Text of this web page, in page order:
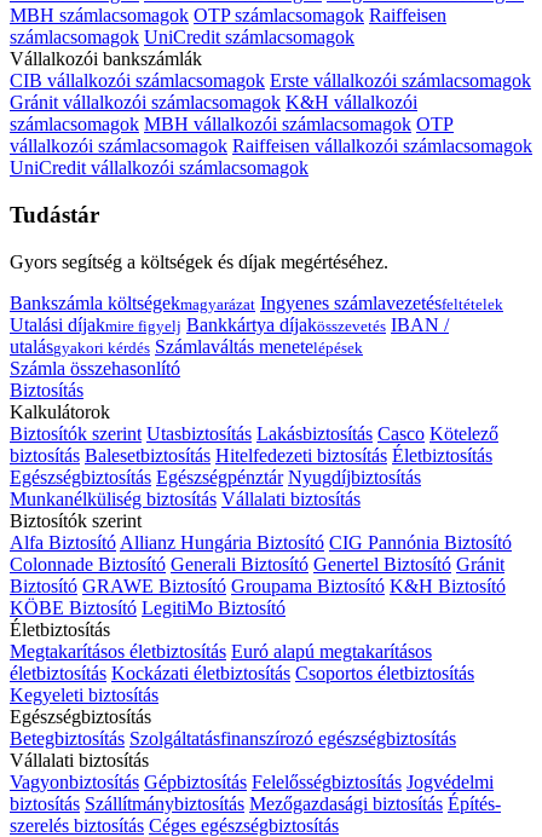
MBH számlacsomagok OTP számlacsomagok Raiffeisen
számlacsomagok UniCredit számlacsomagok
Vállalkozói bankszámlák
CIB vállalkozói számlacsomagok Erste vállalkozói számlacsomagok
Gránit vállalkozói számlacsomagok K&H vállalkozói
számlacsomagok MBH vállalkozói számlacsomagok OTP
vállalkozói számlacsomagok Raiffeisen vállalkozói számlacsomagok
UniCredit vállalkozói számlacsomagok
Tudástár
Gyors segítség a költségek és díjak megértéséhez.
Bankszámla költségekmagyarázat Ingyenes számlavezetésfeltételek
Utalási díjakmire figyelj Bankkártya díjakösszevetés IBAN /
utalásgyakori kérdés Számlaváltás menetelépések
Számla összehasonlító
Biztosítás
Kalkulátorok
Biztosítók szerint Utasbiztosítás Lakásbiztosítás Casco Kötelező
biztosítás Balesetbiztosítás Hitelfedezeti biztosítás Életbiztosítás
Egészségbiztosítás Egészségpénztár Nyugdíjbiztosítás
Munkanélküliség biztosítás Vállalati biztosítás
Biztosítók szerint
Alfa Biztosító Allianz Hungária Biztosító CIG Pannónia Biztosító
Colonnade Biztosító Generali Biztosító Genertel Biztosító Gránit
Biztosító GRAWE Biztosító Groupama Biztosító K&H Biztosító
KÖBE Biztosító LegitiMo Biztosító
Életbiztosítás
Megtakarításos életbiztosítás Euró alapú megtakarításos
életbiztosítás Kockázati életbiztosítás Csoportos életbiztosítás
Kegyeleti biztosítás
Egészségbiztosítás
Betegbiztosítás Szolgáltatásfinanszírozó egészségbiztosítás
Vállalati biztosítás
Vagyonbiztosítás Gépbiztosítás Felelősségbiztosítás Jogvédelmi
biztosítás Szállítmánybiztosítás Mezőgazdasági biztosítás Építés-
szerelés biztosítás Céges egészségbiztosítás